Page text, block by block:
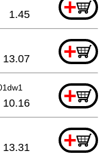
+
1.45
+
13.07
+
10.16
+
13.31